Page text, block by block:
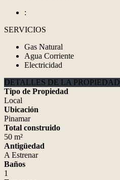
:
SERVICIOS
Gas Natural
Agua Corriente
Electricidad
DETALLES DE LA PROPIEDAD
Tipo de Propiedad
Local
Ubicación
Pinamar
Total construido
50 m²
Antigüedad
A Estrenar
Baños
1